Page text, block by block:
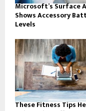
Microsoft’s Surface
Shows Accessory
Levels
These Fitness Tips